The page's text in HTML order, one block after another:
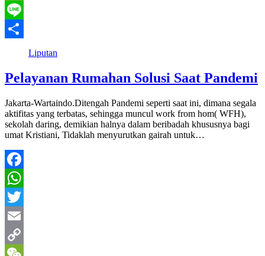
Link
WeChat
Line
Liputan
Pelayanan Rumahan Solusi Saat Pandemi
Jakarta-Wartaindo.Ditengah Pandemi seperti saat ini, dimana segala
aktifitas yang terbatas, sehingga muncul work from hom( WFH),
sekolah daring, demikian halnya dalam beribadah khususnya bagi
umat Kristiani, Tidaklah menyurutkan gairah untuk…
Facebook
WhatsApp
Twitter
Email
Copy